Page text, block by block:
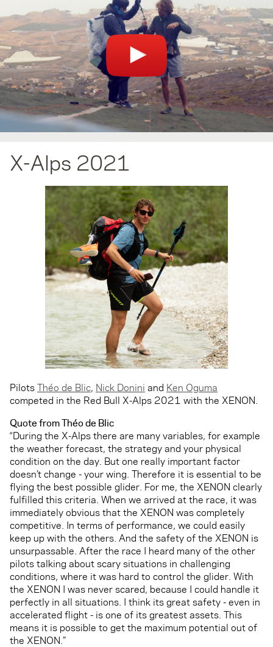
X-Alps 2021
PilotsThéo de Blic, Nick Donini and Ken Oguma
competed in the Red Bull X-Alps 2021 with the XENON.
Quote from Théo de Blic
“During the X-Alps there are many variables, for example
the weather forecast, the strategy and your physical
condition on the day. But one really important factor
doesn’t change - your wing. Therefore it is essential to be
flying the best possible glider. For me, the XENON clearly
fulfilled this criteria. When we arrived at the race, it was
immediately obvious that the XENON was completely
competitive. In terms of performance, we could easily
keep up with the others. And the safety of the XENON is
unsurpassable. After the race I heard many of the other
pilots talking about scary situations in challenging
conditions, where it was hard to control the glider. With
the XENON I was never scared, because I could handle it
perfectly in all situations. I think its great safety - even in
accelerated flight - is one of its greatest assets. This
means it is possible to get the maximum potential out of
the XENON.”